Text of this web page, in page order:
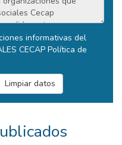
informativas del
CECAP Política de